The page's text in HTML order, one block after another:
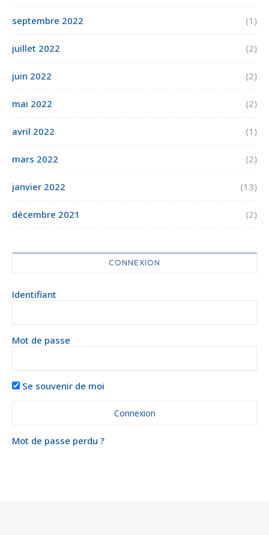
septembre 2022 (1)
juillet 2022 (2)
juin 2022 (2)
mai 2022 (2)
avril 2022 (1)
mars 2022 (2)
janvier 2022 (13)
décembre 2021 (2)
CONNEXION
Identifiant
Mot de passe
Se souvenir de moi
Mot de passe perdu ?